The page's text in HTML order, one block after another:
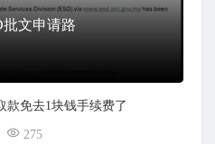
文申请路
款免去1块钱手续费了
275